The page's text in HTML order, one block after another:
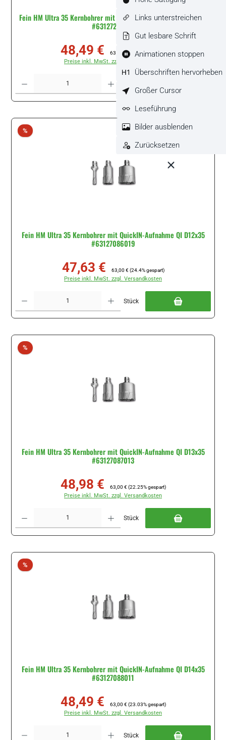
Fein HM Ultra 35 Kernbohrer mit QuickIN-Aufnahme QI D17,5x35
#63127239015
Verkaufspreis:
48,49 € Regulärer Preis:
63,00 € (23.03% gespart)
Preise inkl. MwSt. zzgl. Versandkosten
%Rabatt
Fein HM Ultra 35 Kernbohrer mit QuickIN-Aufnahme QI D12x35
#63127086019
Verkaufspreis:
47,63 € 63,00 € (24.4% gespart)
Preise inkl. MwSt. zzgl. Versandkosten
Stück
%Rabatt
Fein HM Ultra 35 Kernbohrer mit QuickIN-Aufnahme QI D13x35
#63127087013
Verkaufspreis:
48,98 € Regulärer Preis:
63,00 € (22.25% gespart)
Preise inkl. MwSt. zzgl. Versandkosten
Stück
%Rabatt
Fein HM Ultra 35 Kernbohrer mit QuickIN-Aufnahme QI D14x35
#63127088011
Verkaufspreis:
48,49 € 63,00 € (23.03% gespart)
Preise inkl. MwSt. zzgl. Versandkosten
Stück
Links unterstreichen
Gut lesbare Schrift
Animationen stoppen
Überschriften hervorheben
Großer Cursor
Leseführung
Bilder ausblenden
Zurücksetzen